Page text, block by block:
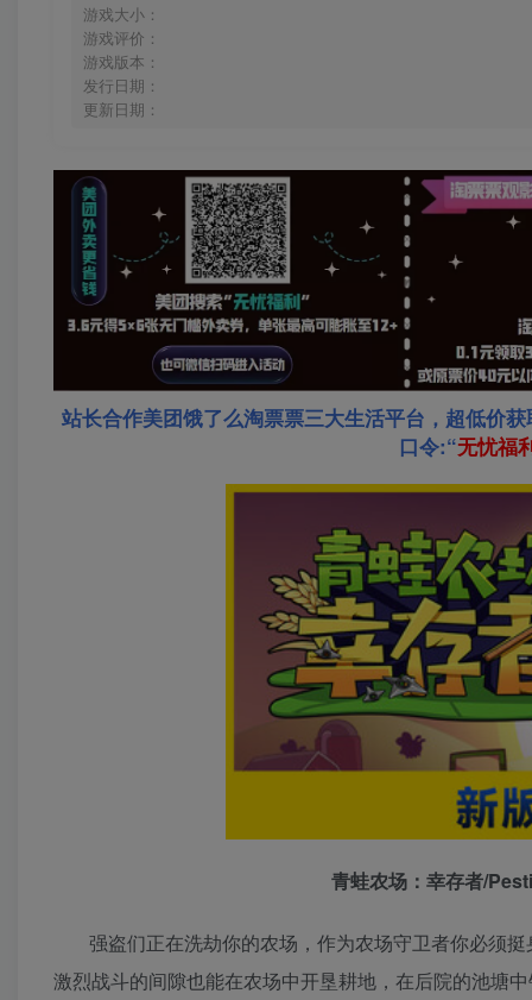
游戏大小：
游戏评价：
游戏版本：
发行日期：
更新日期：
站长合作美团饿了么淘票票三大生活平台，超低价
口令:“无忧福
青蛙农场：幸存者/
强盗们正在洗劫你的农场，作为农场守卫者你必须
激烈战斗的间隙也能在农场中开垦耕地，在后院的池塘